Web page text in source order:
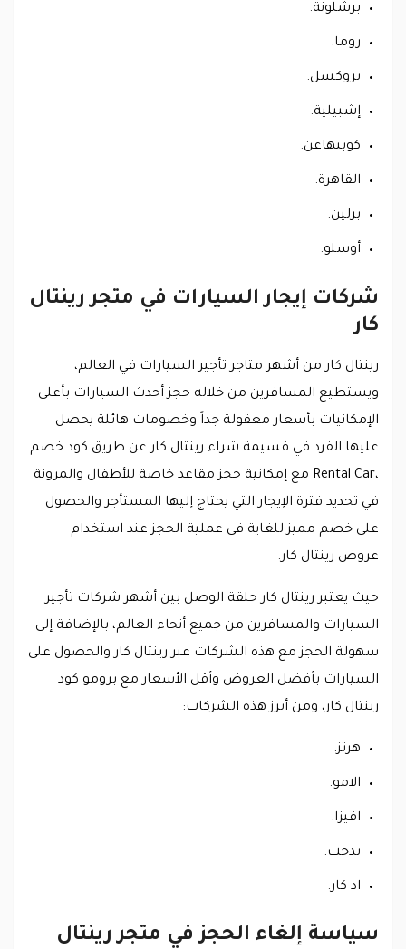
برشلونة.
روما.
بروكسل.
إشبيلية.
كوبنهاغن.
القاهرة.
برلين.
أوسلو.
شركات إيجار السيارات في متجر رينتال
كار
رينتال كار من أشهر متاجر تأجير السيارات في العالم،
ويستطيع المسافرين من خلاله حجز أحدث السيارات بأعلى
الإمكانيات بأسعار معقولة جداً وخصومات هائلة يحصل
عليها الفرد في قسيمة شراء رينتال كار عن طريق كود خصم
،Rental Car مع إمكانية حجز مقاعد خاصة للأطفال والمرونة
في تحديد فترة الإيجار التي يحتاج إليها المستأجر والحصول
على خصم مميز للغاية في عملية الحجز عند استخدام
عروض رينتال كار.
حيث يعتبر رينتال كار حلقة الوصل بين أشهر شركات تأجير
السيارات والمسافرين من جميع أنحاء العالم، بالإضافة إلى
سهولة الحجز مع هذه الشركات عبر رينتال كار والحصول على
السيارات بأفضل العروض وأقل الأسعار مع برومو كود
رينتال كار، ومن أبرز هذه الشركات:
هرتز.
الامو.
افيزا.
بدجت.
اد كار.
سياسة إلغاء الحجز في متجر رينتال